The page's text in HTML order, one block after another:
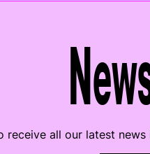
receive all our latest